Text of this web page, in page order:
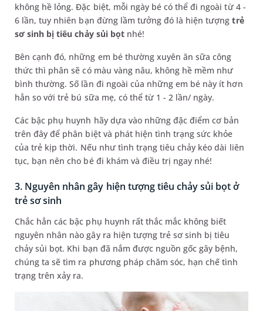
không hề lỏng. Đặc biệt, mỗi ngày bé có thể đi ngoài từ 4 -
6 lần, tuy nhiên bạn đừng lầm tưởng đó là hiện tượngtrẻ
sơ sinh bị tiêu chảy sủi bọt nhé!
Bên cạnh đó, những em bé thường xuyên ăn sữa công
thức thì phân sẽ có màu vàng nâu, không hề mềm như
bình thường. Số lần đi ngoài của những em bé này ít hơn
hẳn so với trẻ bú sữa mẹ, có thể từ 1 - 2 lần/ ngày.
Các bậc phụ huynh hãy dựa vào những đặc điểm cơ bản
trên đây để phân biệt và phát hiện tình trạng sức khỏe
của trẻ kịp thời. Nếu như tình trạng tiêu chảy kéo dài liên
tục, bạn nên cho bé đi khám và điều trị ngay nhé!
3. Nguyên nhân gây hiện tượng tiêu chảy sủi bọt ở
trẻ sơ sinh
Chắc hẳn các bậc phụ huynh rất thắc mắc không biết
nguyên nhân nào gây ra hiện tượng trẻ sơ sinh bị tiêu
chảy sủi bọt. Khi bạn đã nắm được nguồn gốc gây bệnh,
chúng ta sẽ tìm ra phương pháp chăm sóc, hạn chế tình
trạng trên xảy ra.